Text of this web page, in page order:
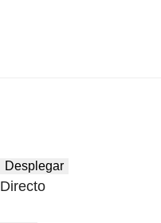
Desplegar
Directo